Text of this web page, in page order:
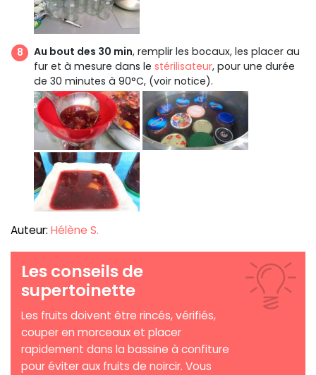
Au bout des 30 min, remplir les bocaux, les placer au
fur et à mesure dans le stérilisateur, pour une durée
de 30 minutes à 90°C, (voir notice).
Auteur: Hélène S.
Les conseils de
supertoinette
Les fruits doivent être rincés, vérifiés,
couper en morceaux et placer
rapidement dans la bassine à confiture
pour éviter aux fruits de noircir. Vous